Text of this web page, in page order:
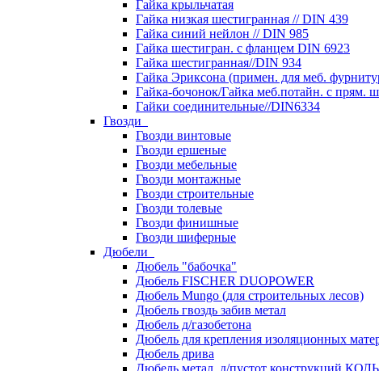
Гайка крыльчатая
Гайка низкая шестигранная // DIN 439
Гайка синий нейлон // DIN 985
Гайка шестигран. с фланцем DIN 6923
Гайка шестигранная//DIN 934
Гайка Эриксона (примен. для меб.
Гайка-бочонок/Гайка меб.потайн. с прям.
Гайки соединительные//DIN6334
Гвозди
Гвозди винтовые
Гвозди ершеные
Гвозди мебельные
Гвозди монтажные
Гвозди строительные
Гвозди толевые
Гвозди финишные
Гвозди шиферные
Дюбели
Дюбель "бабочка"
Дюбель FISCHER DUOPOWER
Дюбель Mungo (для строительных лесов)
Дюбель гвоздь забив метал
Дюбель д/газобетона
Дюбель для крепления изоляционных
Дюбель дрива
Дюбель метал. д/пустот конструкций